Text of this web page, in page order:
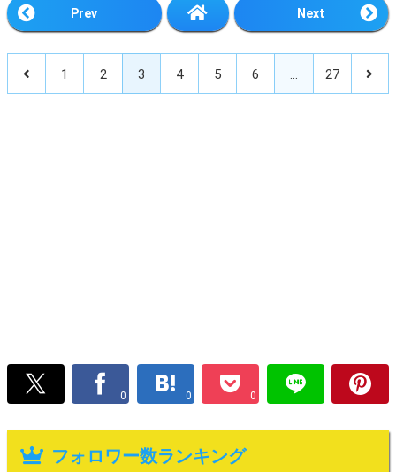
Prev Next
1 2 3 4 5 6 … 27
0 0 0
フォロワー数ランキング